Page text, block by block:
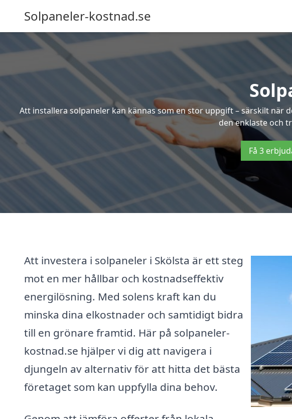
Solpaneler-kostnad.se
Att installera solpaneler kan kännas som en stor uppgift – särskilt
den enklaste och
Få 3
Att investera i solpaneler i Skölsta är ett steg
mot en mer hållbar och kostnadseffektiv
energilösning. Med solens kraft kan du
minska dina elkostnader och samtidigt bidra
till en grönare framtid. Här på solpaneler-
kostnad.se hjälper vi dig att navigera i
djungeln av alternativ för att hitta det bästa
företaget som kan uppfylla dina behov.